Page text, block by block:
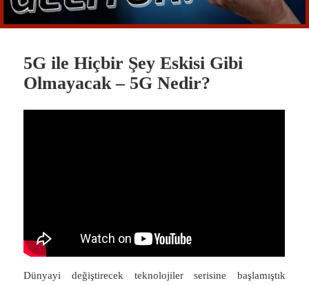
5G ile Hiçbir Şey Eskisi Gibi
Olmayacak – 5G Nedir?
Dünyayi değiştirecek teknolojiler serisine başlamıştık